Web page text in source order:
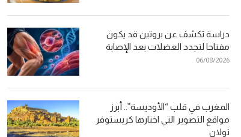
دراسة تكشف عن بروتين قد يكون
مفتاحا لتجدد العضلات بعد الإصابة
06/08/2026
المغرب في قلب “الأوديسة”.. أبرز
مواقع التصوير التي اختارها كريستوفر
نولان